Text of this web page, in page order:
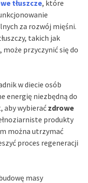
tłuszcze, które
za rozwój mięśni.
takich jak
przyczynić się do
w diecie osób
energię niezbędną do
aby wybierać zdrowe
produkty
można utrzymać
proces regeneracji
masy